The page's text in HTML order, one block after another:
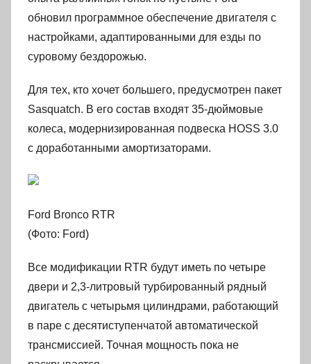
обновил программное обеспечение двигателя с
настройками, адаптированными для езды по
суровому бездорожью.
Для тех, кто хочет большего, предусмотрен пакет
Sasquatch. В его состав входят 35-дюймовые
колеса, модернизированная подвеска HOSS 3.0
с доработанными амортизаторами.
Ford Bronco RTR
(Фото: Ford)
Все модификации RTR будут иметь по четыре
двери и 2,3-литровый турбированный рядный
двигатель с четырьмя цилиндрами, работающий
в паре с десятиступенчатой автоматической
трансмиссией. Точная мощность пока не